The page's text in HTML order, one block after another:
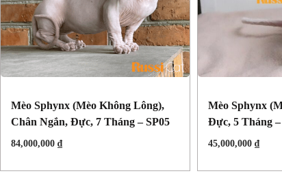
Mèo Sphynx (mèo Không Lông),
Chân Ngắn, Đực, 7 Tháng – SP05
84,000,000 ₫
Mèo Sphynx
Đực, 5 Tháng –
45,000,000 ₫